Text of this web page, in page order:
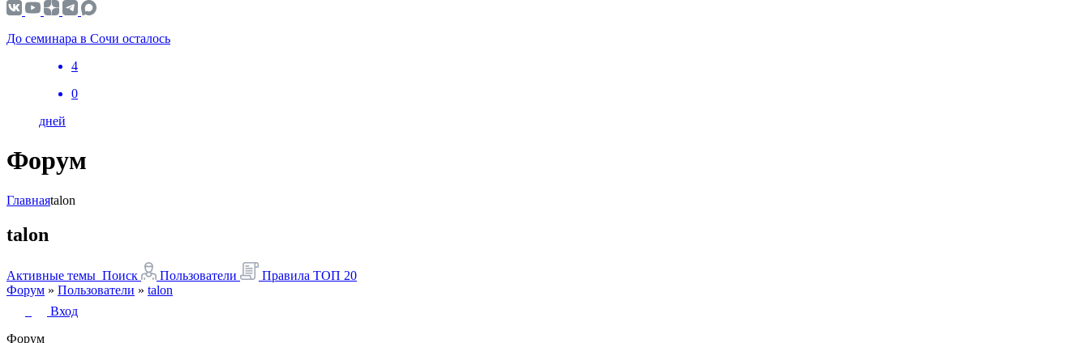
До семинара в Сочи осталось
4
0
дней
Форум
Главнаяtalon
talon
Активные темы Поиск Пользователи Правила ТОП 20
Форум » Пользователи » talon
Вход
Форум